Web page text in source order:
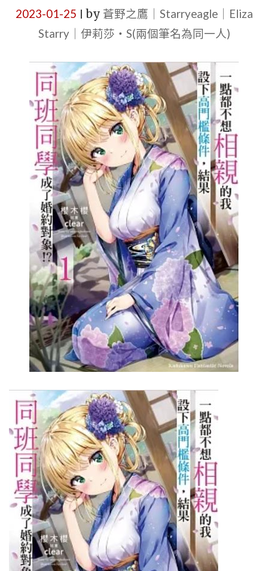
2023-01-25 by 蒼野之鷹｜Starryeagle｜Eliza
Starry｜伊莉莎・S(兩個筆名為同一人)